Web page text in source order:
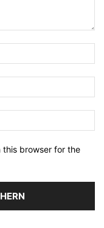
this browser for the